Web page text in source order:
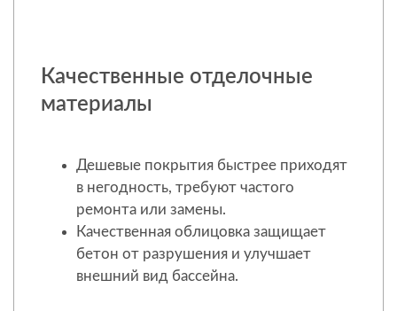
Качественные отделочные
материалы
Дешевые покрытия быстрее приходят
в негодность, требуют частого
ремонта или замены.
Качественная облицовка защищает
бетон от разрушения и улучшает
внешний вид бассейна.